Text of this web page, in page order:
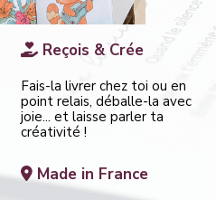
 Reçois & Crée
Fais-la livrer chez toi ou en
point relais, déballe-la avec
joie... et laisse parler ta
créativité !
 Made in France